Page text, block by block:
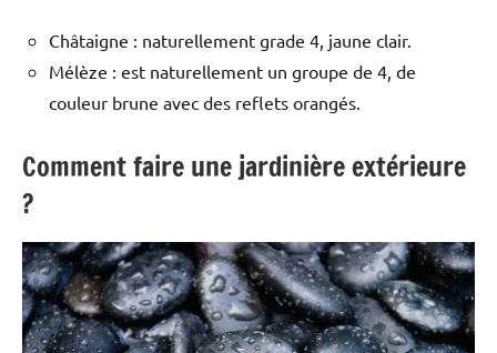
Châtaigne : naturellement grade 4, jaune clair.
Mélèze : est naturellement un groupe de 4, de
couleur brune avec des reflets orangés.
Comment faire une jardinière extérieure
?